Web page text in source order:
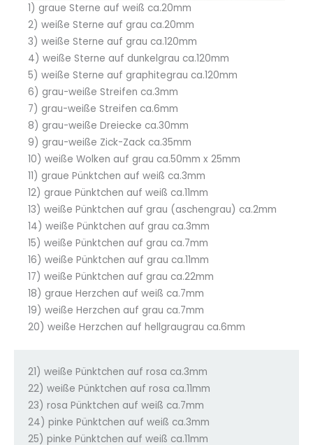
1) graue Sterne auf weiß ca.20mm
2) weiße Sterne auf grau ca.20mm
3) weiße Sterne auf grau ca.120mm
4) weiße Sterne auf dunkelgrau ca.120mm
5) weiße Sterne auf graphitegrau ca.120mm
6) grau-weiße Streifen ca.3mm
7) grau-weiße Streifen ca.6mm
8) grau-weiße Dreiecke ca.30mm
9) grau-weiße Zick-Zack ca.35mm
10) weiße Wolken auf grau ca.50mm x 25mm
11) graue Pünktchen auf weiß ca.3mm
12) graue Pünktchen auf weiß ca.11mm
13) weiße Pünktchen auf grau (aschengrau) ca.2mm
14) weiße Pünktchen auf grau ca.3mm
15) weiße Pünktchen auf grau ca.7mm
16) weiße Pünktchen auf grau ca.11mm
17) weiße Pünktchen auf grau ca.22mm
18) graue Herzchen auf weiß ca.7mm
19) weiße Herzchen auf grau ca.7mm
20) weiße Herzchen auf hellgraugrau ca.6mm
21) weiße Pünktchen auf rosa ca.3mm
22) weiße Pünktchen auf rosa ca.11mm
23) rosa Pünktchen auf weiß ca.7mm
24) pinke Pünktchen auf weiß ca.3mm
25) pinke Pünktchen auf weiß ca.11mm